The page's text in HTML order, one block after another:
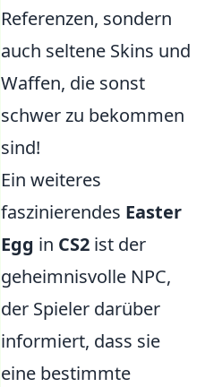
Referenzen, sondern
auch seltene Skins und
Waffen, die sonst
schwer zu bekommen
sind!
Ein weiteres
faszinierendes Easter
Egg in CS2 ist der
geheimnisvolle NPC,
der Spieler darüber
informiert, dass sie
eine bestimmte